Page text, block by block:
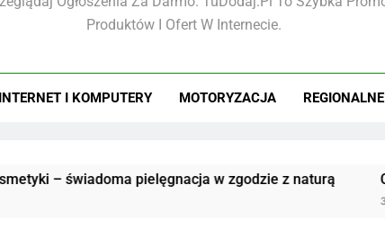
Naturalne kosmetyki –
Produktów I Ofert W Internecie.
INTERNET I KOMPUTERY MOTORYZACJA REGIONALNE
pielęgnacja w zgodzie z naturą CBD –
3 Miesiące Ago